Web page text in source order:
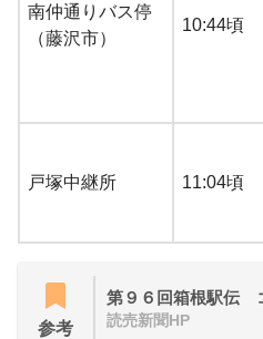
南仲通りバス停
（藤沢市）
10:44頃
戸塚中継所 11:04頃
参考
第９６回箱根駅伝
読売新聞HP